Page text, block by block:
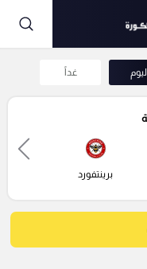
غداً
برينتفورد